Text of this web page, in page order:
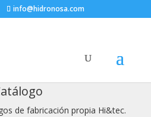
info@hidronosa.com
de fabricación propia Hi&tec.